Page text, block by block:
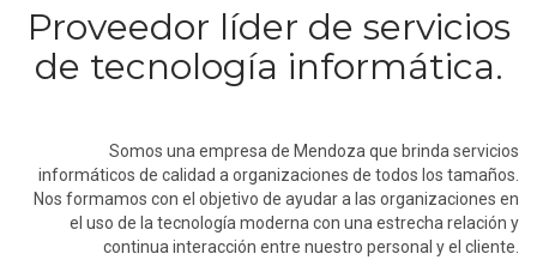
Proveedor líder de servicios
de tecnología informática.
Somos una empresa de Mendoza que brinda servicios
informáticos de calidad a organizaciones de todos los tamaños.
Nos formamos con el objetivo de ayudar a las organizaciones en
el uso de la tecnología moderna con una estrecha relación y
continua interacción entre nuestro personal y el cliente.